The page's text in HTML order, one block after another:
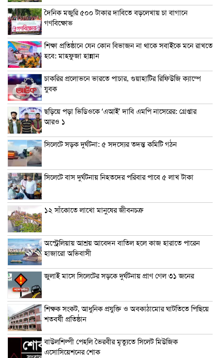
দৈনিক মজুরি ৫০০ টাকার দাবিতে বড়লেখায় চা বাগানে
গণবিক্ষোভ
শিক্ষা প্রতিষ্ঠানে যেন কোন বিভাজন না থাকে সবাইকে মনে রাখতে
হবে: মাহফুজা হান্নান
চাকরির প্রলোভনে ভারতে পাচার, গুয়াহাটির রিফিউজি ক্যাম্পে
যুবক
ছড়িয়ে পড়া ভিডিওকে ‘এআই’ দাবি এমপি নাসেরের: গ্রেপ্তার
আরও ১
সিলেটে সড়ক দুর্ঘটনা: ৫ সদস্যের তদন্ত কমিটি গঠন
সিলেটে বাস দুর্ঘটনায় নিহতদের পরিবার পাবে ৫ লাখ টাকা
১২ সাঁকোতে লাখো মানুষের জীবনচক্র
অস্ট্রেলিয়ায় আশ্রয় আবেদন বাতিল হলে কাজ হারাতে পারেন
হাজারো অভিবাসী
জুলাই মাসে সিলেটের সড়কে দুর্ঘটনায় প্রাণ গেল ৩১ জনের
শিক্ষক সংকট, আধুনিক প্রযুক্তি ও অবকাঠামোর ঘাটতিতে পিছিয়ে
শতবর্ষী প্রতিষ্ঠান
বাউলশিল্পী পেহলি ভৈরবীর মৃত্যুতে সিলেট মিউজিক
এসোসিয়েশনের শোক